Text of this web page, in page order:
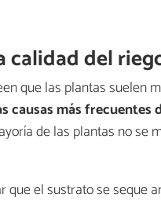
calidad del
que las plantas suelen
causas más frecuentes
de las plantas no se
que el sustrato se seque